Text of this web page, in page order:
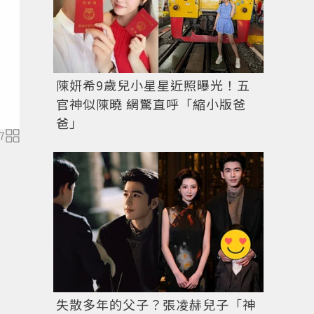
7
陳妍希9歲兒小星星近照曝光！五
官神似陳曉 網驚直呼「縮小版爸
爸」
失散多年的父子？張凌赫兒子「神